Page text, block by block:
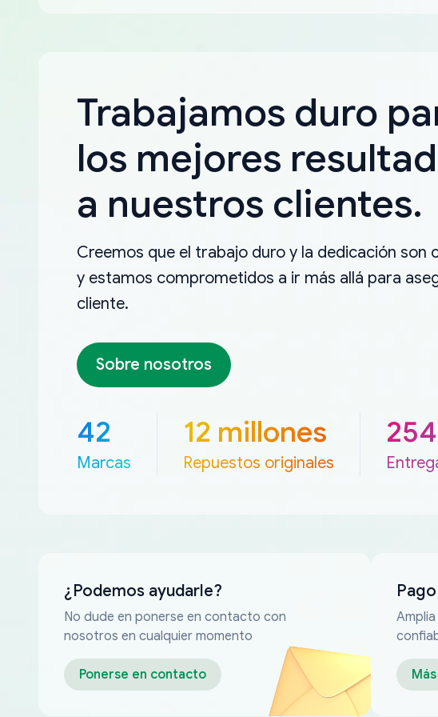
Trabajamos duro
los mejores
a nuestros clientes.
Creemos que el trabajo duro y la dedicación son
y estamos comprometidos a ir más allá para
cliente.
Sobre nosotros
42
Marcas
12 millones
Repuestos originales
¿Podemos ayudarle?
No dude en ponerse en contacto con
nosotros en cualquier momento
Ponerse en contacto Más